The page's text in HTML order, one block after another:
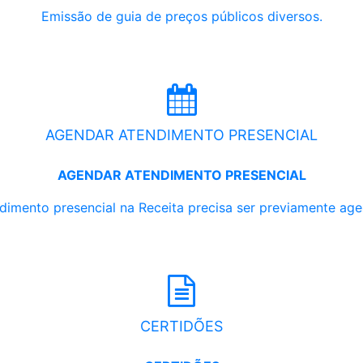
Emissão de guia de preços públicos diversos.
AGENDAR ATENDIMENTO PRESENCIAL
AGENDAR ATENDIMENTO PRESENCIAL
presencial na Receita precisa ser previamente
CERTIDÕES